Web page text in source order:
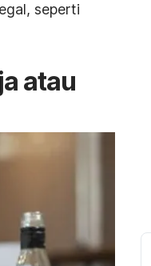
seperti
atau